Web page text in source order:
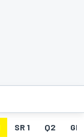
SR 1 Q2